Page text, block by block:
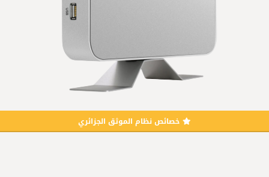
خصائص نظام الموثق الجزائري